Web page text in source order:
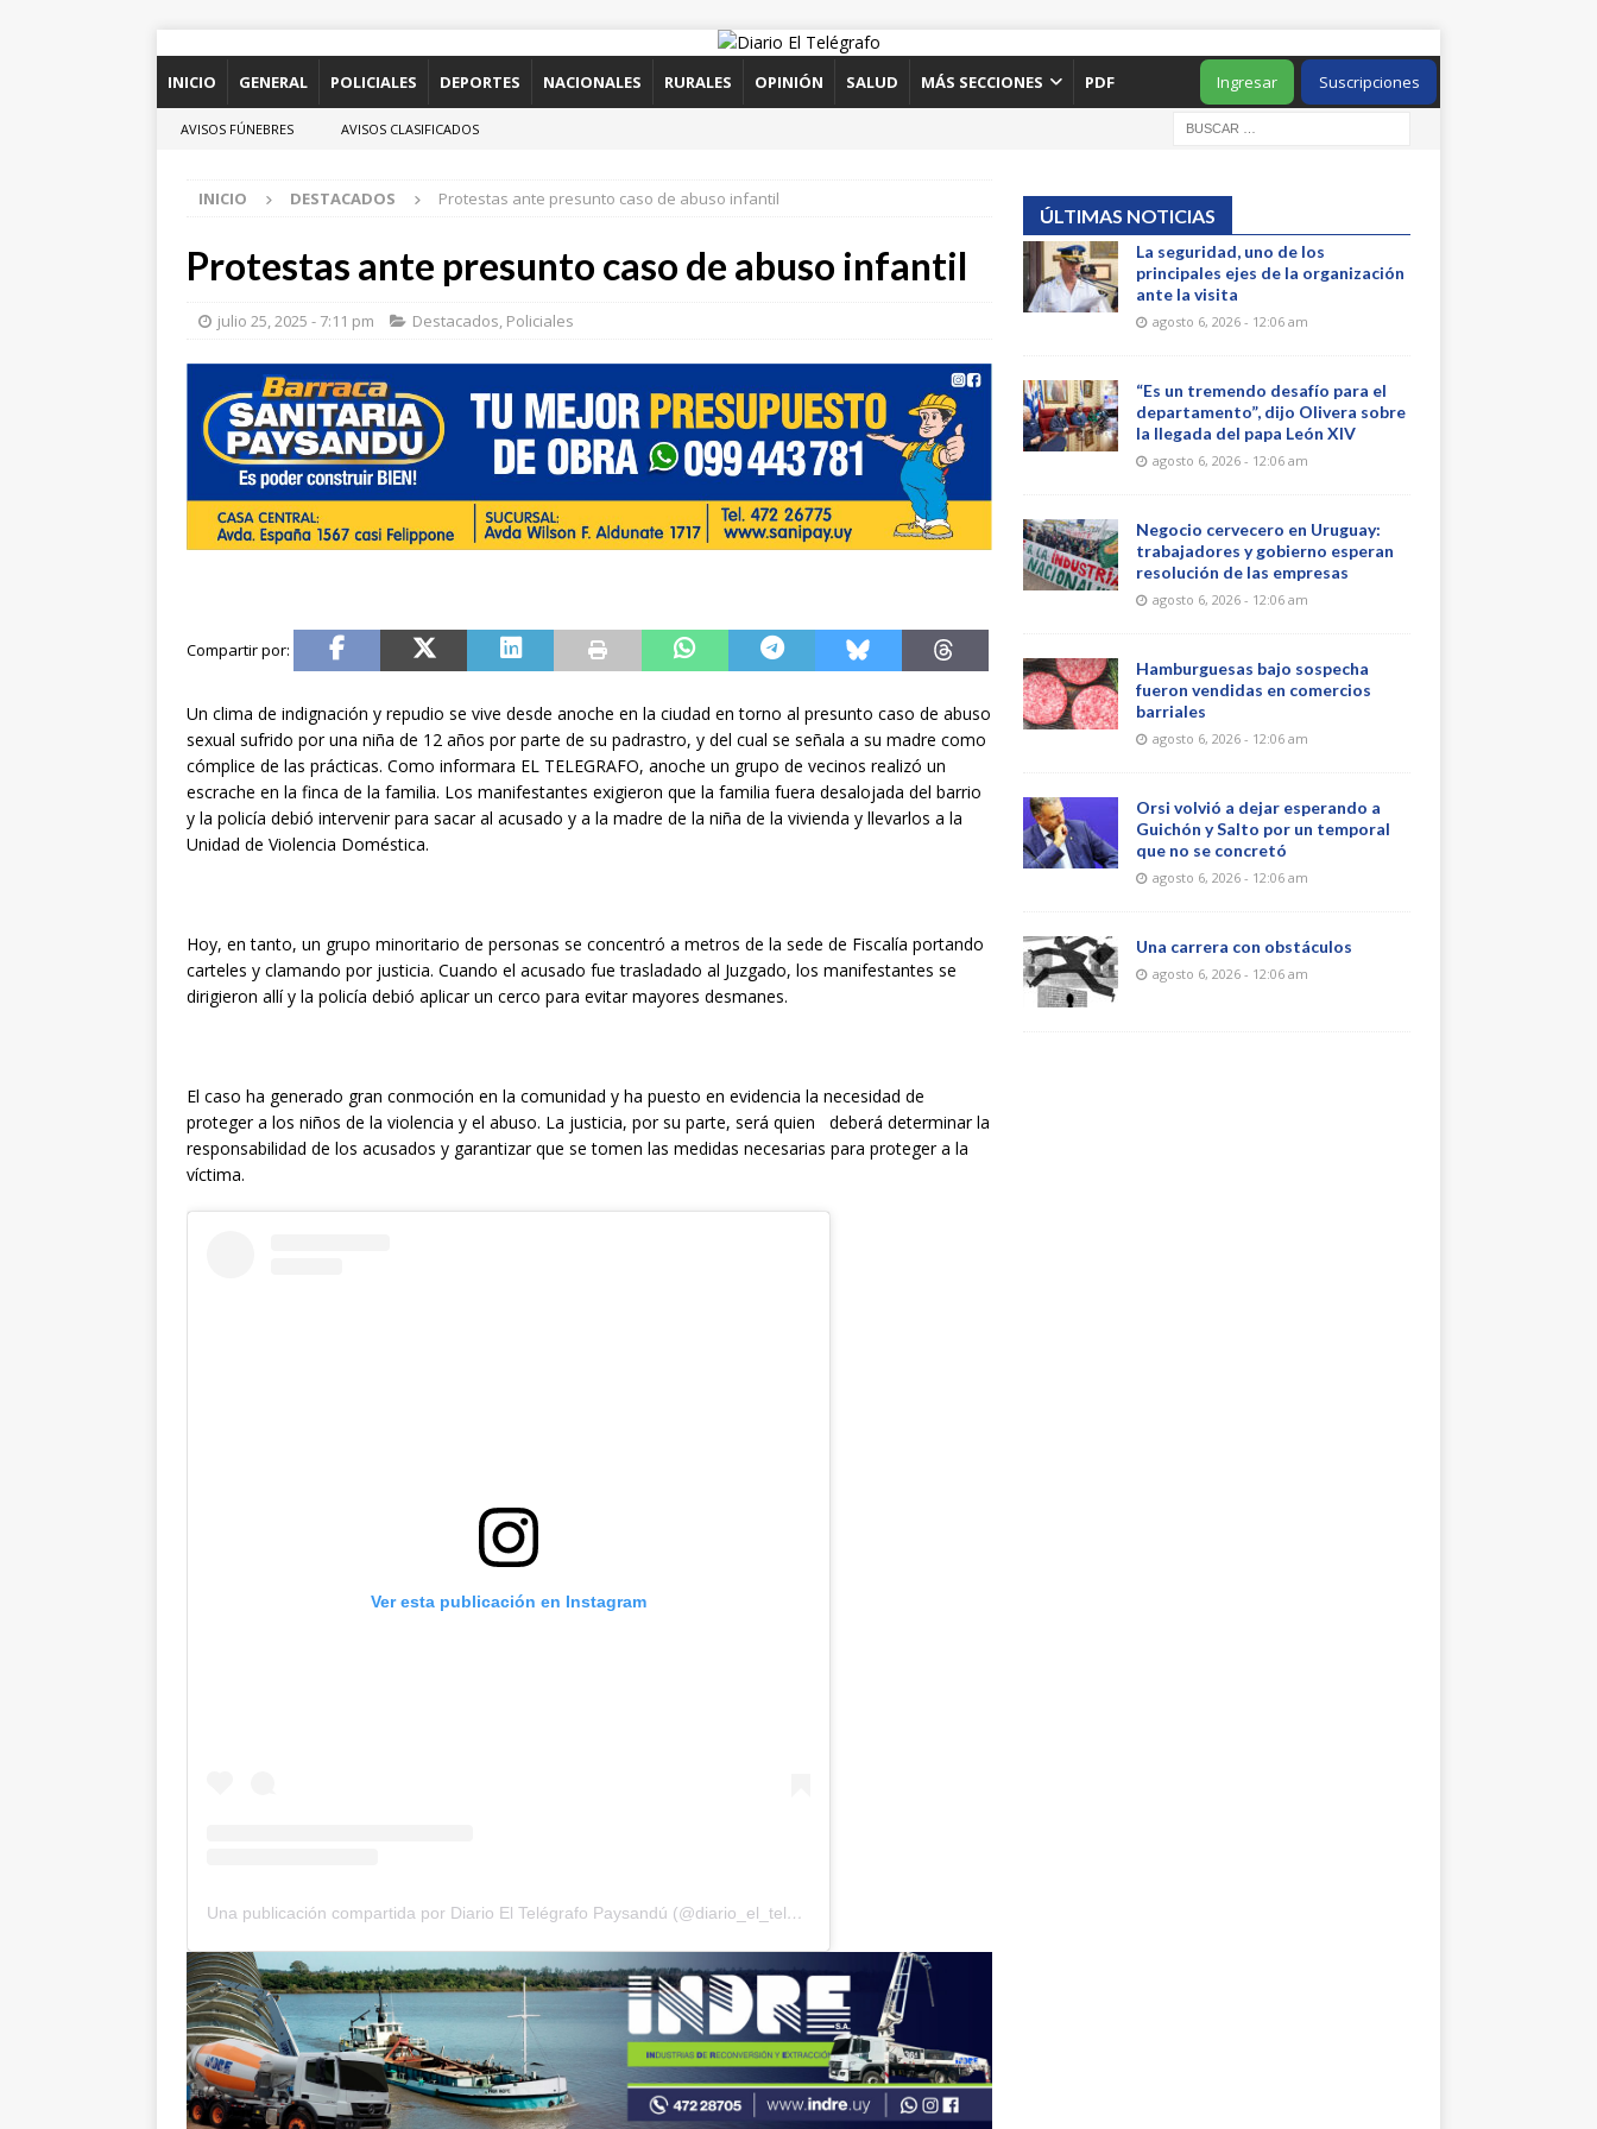
INICIO GENERAL POLICIALES DEPORTES NACIONALES RURALES OPINIÓN SALUD MÁS SECCIONES PDF Suscripciones
Ingresar
AVISOS FÚNEBRES AVISOS CLASIFICADOS
INICIO DESTACADOS Protestas ante presunto caso de abuso infantil
Protestas ante presunto caso de abuso infantil
julio 25, 2025 - 7:11 pm Destacados, Policiales
Un clima de indignación y repudio se vive desde anoche en la ciudad en torno al presunto caso de abuso
sexual sufrido por una niña de 12 años por parte de su padrastro, y del cual se señala a su madre como
cómplice de las prácticas. Como informara EL TELEGRAFO, anoche un grupo de vecinos realizó un
escrache en la finca de la familia. Los manifestantes exigieron que la familia fuera desalojada del barrio
y la policía debió intervenir para sacar al acusado y a la madre de la niña de la vivienda y llevarlos a la
Unidad de Violencia Doméstica.
Hoy, en tanto, un grupo minoritario de personas se concentró a metros de la sede de Fiscalía portando
carteles y clamando por justicia. Cuando el acusado fue trasladado al Juzgado, los manifestantes se
dirigieron allí y la policía debió aplicar un cerco para evitar mayores desmanes.
El caso ha generado gran conmoción en la comunidad y ha puesto en evidencia la necesidad de
proteger a los niños de la violencia y el abuso. La justicia, por su parte, será quien deberá determinar la
responsabilidad de los acusados y garantizar que se tomen las medidas necesarias para proteger a la
víctima.
Ver esta publicación en Instagram
Una publicación compartida por Diario El Telégrafo Paysandú (@diario_el_telegrafo)
ÚLTIMAS NOTICIAS
La seguridad, uno de los
principales ejes de la organización
ante la visita
agosto 6, 2026 - 12:06 am
“Es un tremendo desafío para el
departamento”, dijo Olivera sobre
la llegada del papa León XIV
agosto 6, 2026 - 12:06 am
Negocio cervecero en Uruguay:
trabajadores y gobierno esperan
resolución de las empresas
agosto 6, 2026 - 12:06 am
Hamburguesas bajo sospecha
fueron vendidas en comercios
barriales
agosto 6, 2026 - 12:06 am
Orsi volvió a dejar esperando a
Guichón y Salto por un temporal
que no se concretó
agosto 6, 2026 - 12:06 am
Una carrera con obstáculos
agosto 6, 2026 - 12:06 am